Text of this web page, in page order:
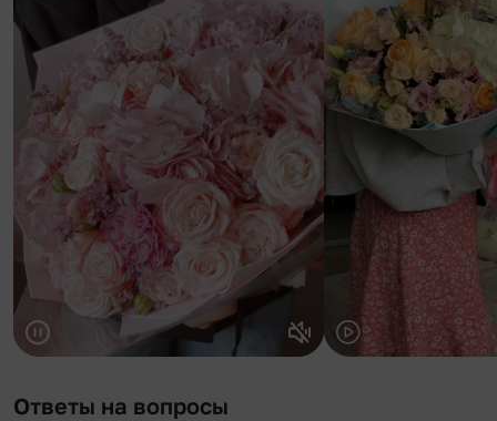
Ответы на вопросы